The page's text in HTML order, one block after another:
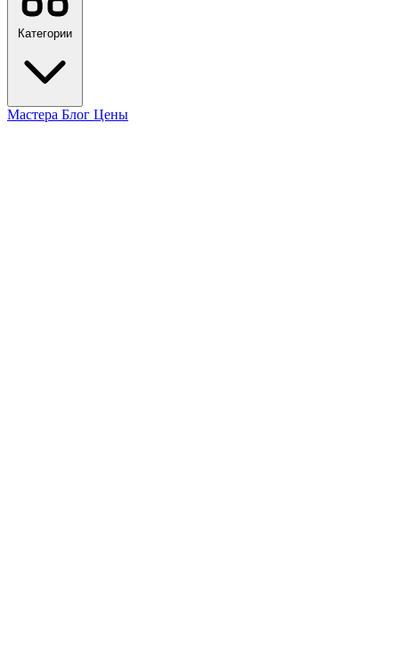
Категории
Мастера Блог Цены